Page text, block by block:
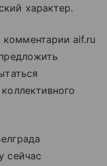
характер.
aif.ru
сейчас